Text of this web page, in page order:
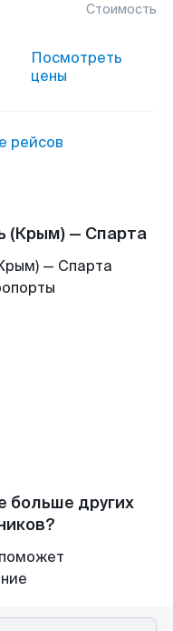
Стоимость
Посмотреть
цены
рейсов
(Крым) — Спарта
— Спарта
больше других